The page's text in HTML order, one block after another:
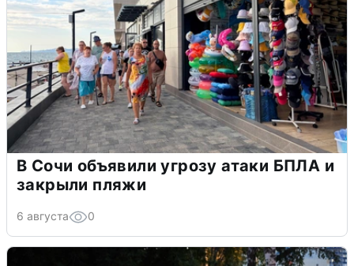
В Сочи объявили угрозу атаки БПЛА и
закрыли пляжи
6 августа 0